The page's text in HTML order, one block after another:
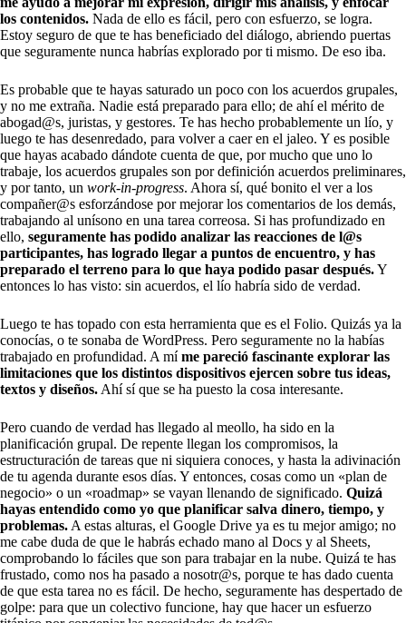
los contenidos. Nada de ello es fácil, pero con esfuerzo, se logra.
Estoy seguro de que te has beneficiado del diálogo, abriendo puertas
que seguramente nunca habrías explorado por ti mismo. De eso iba.
Es probable que te hayas saturado un poco con los acuerdos grupales,
y no me extraña. Nadie está preparado para ello; de ahí el mérito de
abogad@s, juristas, y gestores. Te has hecho probablemente un lío, y
luego te has desenredado, para volver a caer en el jaleo. Y es posible
que hayas acabado dándote cuenta de que, por mucho que uno lo
trabaje, los acuerdos grupales son por definición acuerdos preliminares,
y por tanto, un work-in-progress. Ahora sí, qué bonito el ver a los
compañer@s esforzándose por mejorar los comentarios de los demás,
trabajando al unísono en una tarea correosa. Si has profundizado en
ello, seguramente has podido analizar las reacciones de l@s
participantes, has logrado llegar a puntos de encuentro, y has
preparado el terreno para lo que haya podido pasar después.Y
entonces lo has visto: sin acuerdos, el lío habría sido de verdad.
Luego te has topado con esta herramienta que es el Folio. Quizás ya la
conocías, o te sonaba de WordPress. Pero seguramente no la habías
trabajado en profundidad. A mí me pareció fascinante explorar las
limitaciones que los distintos dispositivos ejercen sobre tus ideas,
textos y diseños.Ahí sí que se ha puesto la cosa interesante.
Pero cuando de verdad has llegado al meollo, ha sido en la
planificación grupal. De repente llegan los compromisos, la
estructuración de tareas que ni siquiera conoces, y hasta la adivinación
de tu agenda durante esos días. Y entonces, cosas como un «plan de
negocio» o un «roadmap» se vayan llenando de significado. Quizá
hayas entendido como yo que planificar salva dinero, tiempo, y
problemas.A estas alturas, el Google Drive ya es tu mejor amigo; no
me cabe duda de que le habrás echado mano al Docs y al Sheets,
comprobando lo fáciles que son para trabajar en la nube. Quizá te has
frustado, como nos ha pasado a nosotr@s, porque te has dado cuenta
de que esta tarea no es fácil. De hecho, seguramente has despertado de
golpe: para que un colectivo funcione, hay que hacer un esfuerzo